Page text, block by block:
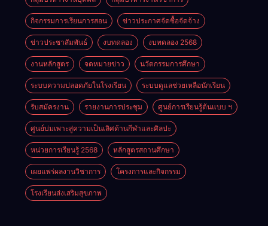
กิจกรรมการเรียนการสอน ข่าวประกาศจัดซื้อจัดจ้าง
ข่าวประชาสัมพันธ์ งบทดลอง งบทดลอง 2568
งานหลักสูตร จดหมายข่าว นวัตกรรมการศึกษา
ระบบความปลอดภัยในโรงเรียน ระบบดูแลช่วยเหลือนักเรียน
รับสมัครงาน รายงานการประชุม ศูนย์การเรียนรู้ต้นแบบ ฯ
ศูนย์บ่มเพาะสู่ความเป็นเลิศด้านกีฬาและศิลปะ
หน่วยการเรียนรู้ 2568 หลักสูตรสถานศึกษา
เผยแพร่ผลงานวิชาการ โครงการและกิจกรรม
โรงเรียนส่งเสริมสุขภาพ